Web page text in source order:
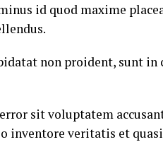
id quod maxime
non proident, sunt
sit voluptatem
inventore veritatis et